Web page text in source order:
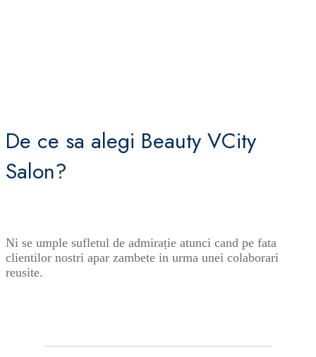
De ce sa alegi Beauty VCity
Salon?
Ni se umple sufletul de admirație atunci cand pe fata
clientilor nostri apar zambete in urma unei colaborari
reusite.